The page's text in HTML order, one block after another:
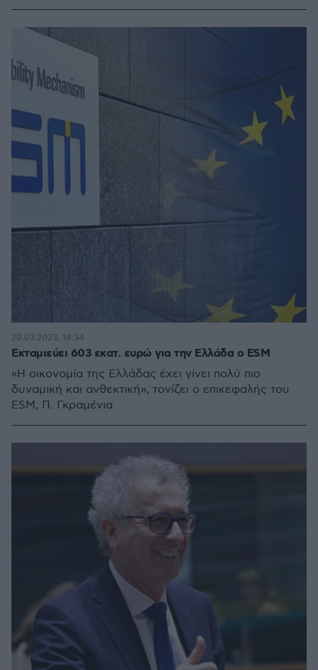
Εκταμιεύει 603 εκατ. ευρώ για την Ελλάδα ο ESM
«Η οικονομία της Ελλάδας έχει γίνει πολύ πιο
δυναμική και ανθεκτική», τονίζει ο επικεφαλής του
ESM, Π. Γκραμένια
20.03.2023, 18:34